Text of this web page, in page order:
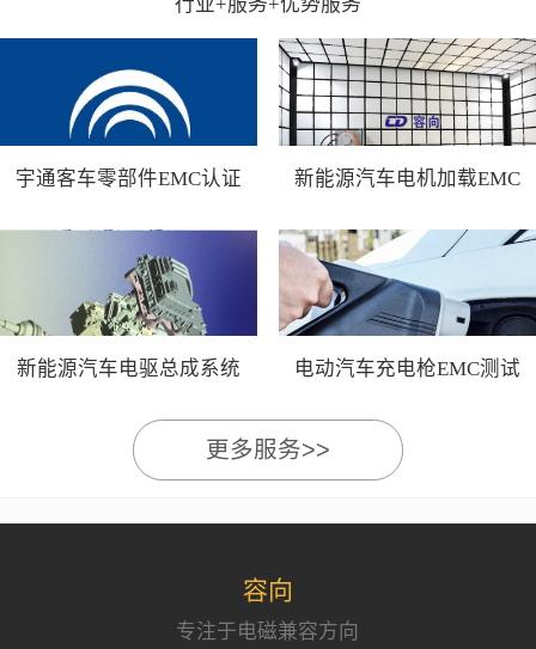
宇通客车零部件EMC认证
新能源汽车电机加载EMC
新能源汽车电驱总成系统
电动汽车充电枪EMC测试
更多服务>>
容向
专注于电磁兼容方向